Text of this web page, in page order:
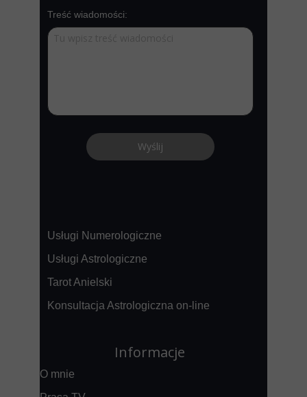
Informacje
O mnie
Treść wiadomości:
Wyślij
Usługi
Usługi Numerologiczne
Usługi Astrologiczne
Tarot Anielski
Konsultacja Astrologiczna on-line